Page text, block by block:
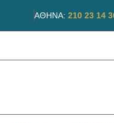
ΑΘΗΝΑ: 210 23 14